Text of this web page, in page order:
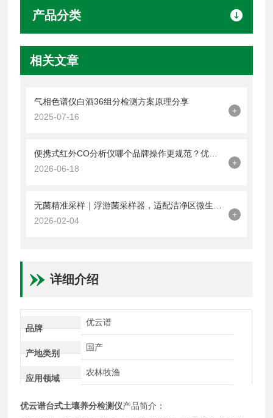
产品分类
相关文章
气相色谱仪白酒36组分检测方案原理分享
2025-07-16
+
便携式红外CO分析仪哪个品牌操作更规范？优云谱五步标准流程详解
2026-06-18
+
无菌精准采样｜浮游菌采样器，适配洁净区微生物检测需求
2026-02-04
+
详细介绍
品牌
优云谱
产地类别
国产
应用领域
农林牧渔
优云谱台式土壤养分检测仪产品简介：